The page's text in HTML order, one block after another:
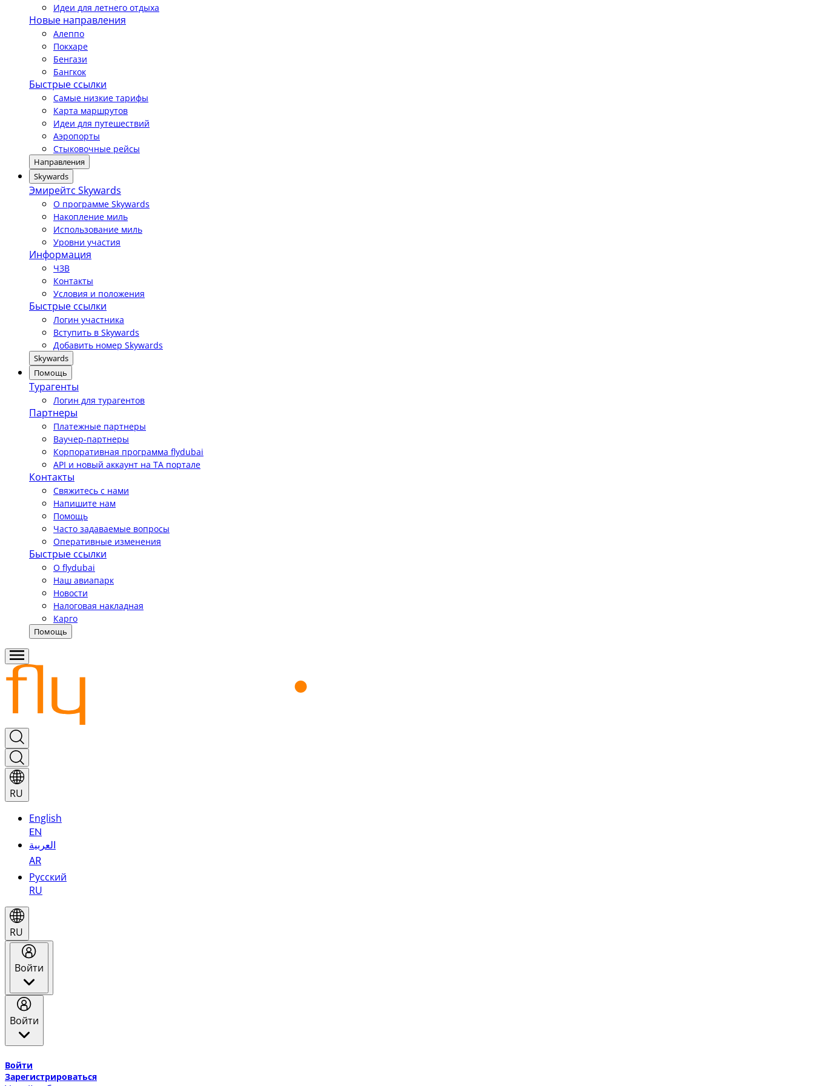
Идеи для летнего отдыха
Новые направления
Алеппо
Покхаре
Бенгази
Бангкок
Быстрые ссылки
Самые низкие тарифы
Карта маршрутов
Идеи для путешествий
Аэропорты
Стыковочные рейсы
Направления
Skywards
Эмирейтс Skywards
О программе Skywards
Накопление миль
Использование миль
Уровни участия
Информация
ЧЗВ
Контакты
Условия и положения
Быстрые ссылки
Логин участника
Вступить в Skywards
Добавить номер Skywards
Skywards
Помощь
Турагенты
Логин для турагентов
Партнеры
Платежные партнеры
Ваучер-партнеры
Корпоративная программа flydubai
API и новый аккаунт на TA портале
Контакты
Свяжитесь с нами
Напишите нам
Помощь
Часто задаваемые вопросы
Оперативные изменения
Быстрые ссылки
О flydubai
Наш авиапарк
Новости
Налоговая накладная
Карго
Помощь
RU
English
EN
العربية
AR
Русский
RU
RU
Войти
Войти
Войти
Зарегистрироваться